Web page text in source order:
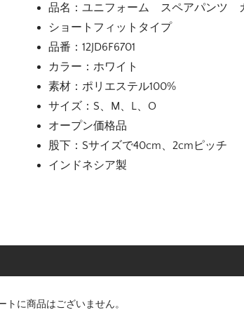
品名：ユニフォーム スペアパンツ
ショートフィットタイプ
品番：12JD6F6701
カラー：ホワイト
素材：ポリエステル100%
サイズ：S、M、L、O
オープン価格品
股下：Sサイズで40cm、2cmピッチ
インドネシア製
トに商品はございません。